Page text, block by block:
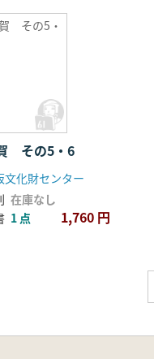
その5・
その5・6
文化財センター
在庫なし
1 点 1,760 円